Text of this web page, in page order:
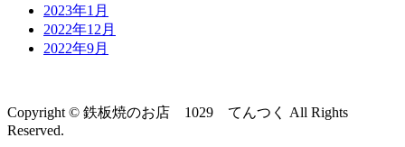
2023年1月
2022年12月
2022年9月
Copyright © 鉄板焼のお店 1029 てんつく All Rights
Reserved.